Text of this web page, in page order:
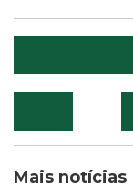
Mais notícias